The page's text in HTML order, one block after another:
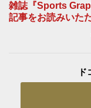
雑誌『Sports
記事をお読みいた